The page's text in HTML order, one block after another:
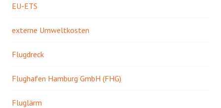
EU-ETS
externe Umweltkosten
Flugdreck
Flughafen Hamburg GmbH (FHG)
Fluglärm